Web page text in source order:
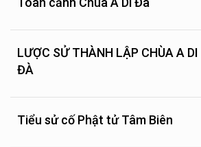
LƯỢC SỬ THÀNH LẬP CHÙA A DI
ĐÀ
Tiểu sử cố Phật tử Tâm Biên